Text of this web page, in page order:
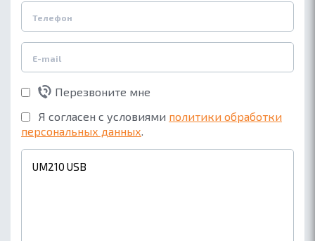
Перезвоните мне
Я согласен с условиями политики обработки
персональных данных.